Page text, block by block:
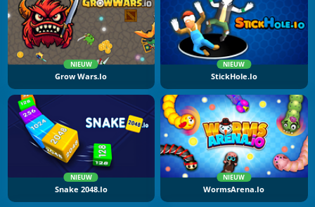
NIEUW
Grow Wars.io
NIEUW
StickHole.io
NIEUW
Snake 2048.io
NIEUW
WormsArena.io